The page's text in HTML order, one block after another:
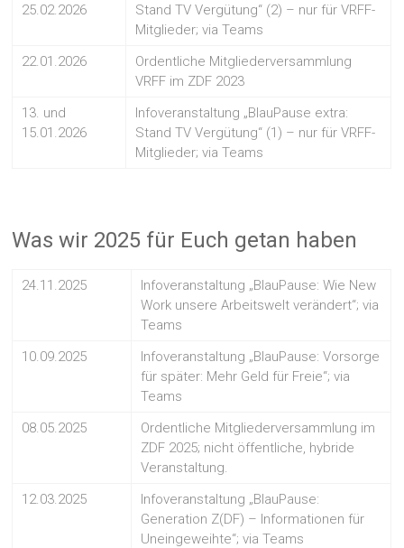
25.02.2026
Stand TV Vergütung“ (2) – nur für VRFF-
Mitglieder; via Teams
22.01.2026
Ordentliche Mitgliederversammlung
VRFF im ZDF 2023
13. und
15.01.2026
Infoveranstaltung „BlauPause extra:
Stand TV Vergütung“ (1) – nur für VRFF-
Mitglieder; via Teams
Was wir 2025 für Euch getan haben
24.11.2025
Infoveranstaltung „BlauPause: Wie New
Work unsere Arbeitswelt verändert“; via
Teams
10.09.2025
Infoveranstaltung „BlauPause: Vorsorge
für später: Mehr Geld für Freie“; via
Teams
08.05.2025
Ordentliche Mitgliederversammlung im
ZDF 2025; nicht öffentliche, hybride
Veranstaltung.
12.03.2025
Infoveranstaltung „BlauPause:
Generation Z(DF) – Informationen für
Uneingeweihte“; via Teams